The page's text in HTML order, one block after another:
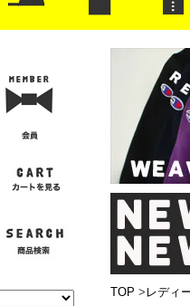
・レザーシューズ/スニーカー
・プリントTシャツ
・バンド/ツアー
・キャラクター
・Nike/adidas/スポーツ
・チャンピオン
・サーフ/スケート
・ボーダー/総柄/無地
・フットボール/リンガー
・タンクトップ/NBA・ポロシャ
・半袖シャ
・アロハ/
TOP > レディ